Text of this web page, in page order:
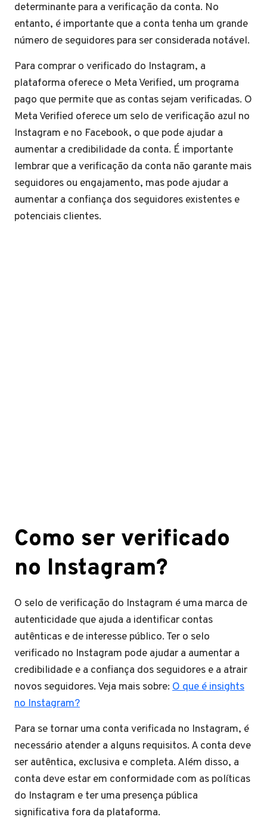
determinante para a verificação da conta. No
entanto, é importante que a conta tenha um grande
número de seguidores para ser considerada notável.
Para comprar o verificado do Instagram, a
plataforma oferece o Meta Verified, um programa
pago que permite que as contas sejam verificadas. O
Meta Verified oferece um selo de verificação azul no
Instagram e no Facebook, o que pode ajudar a
aumentar a credibilidade da conta. É importante
lembrar que a verificação da conta não garante mais
seguidores ou engajamento, mas pode ajudar a
aumentar a confiança dos seguidores existentes e
potenciais clientes.
Como ser verificado
no Instagram?
O selo de verificação do Instagram é uma marca de
autenticidade que ajuda a identificar contas
autênticas e de interesse público. Ter o selo
verificado no Instagram pode ajudar a aumentar a
credibilidade e a confiança dos seguidores e a atrair
novos seguidores. Veja mais sobre: O que é insights
no Instagram?
Para se tornar uma conta verificada no Instagram, é
necessário atender a alguns requisitos. A conta deve
ser autêntica, exclusiva e completa. Além disso, a
conta deve estar em conformidade com as políticas
do Instagram e ter uma presença pública
significativa fora da plataforma.